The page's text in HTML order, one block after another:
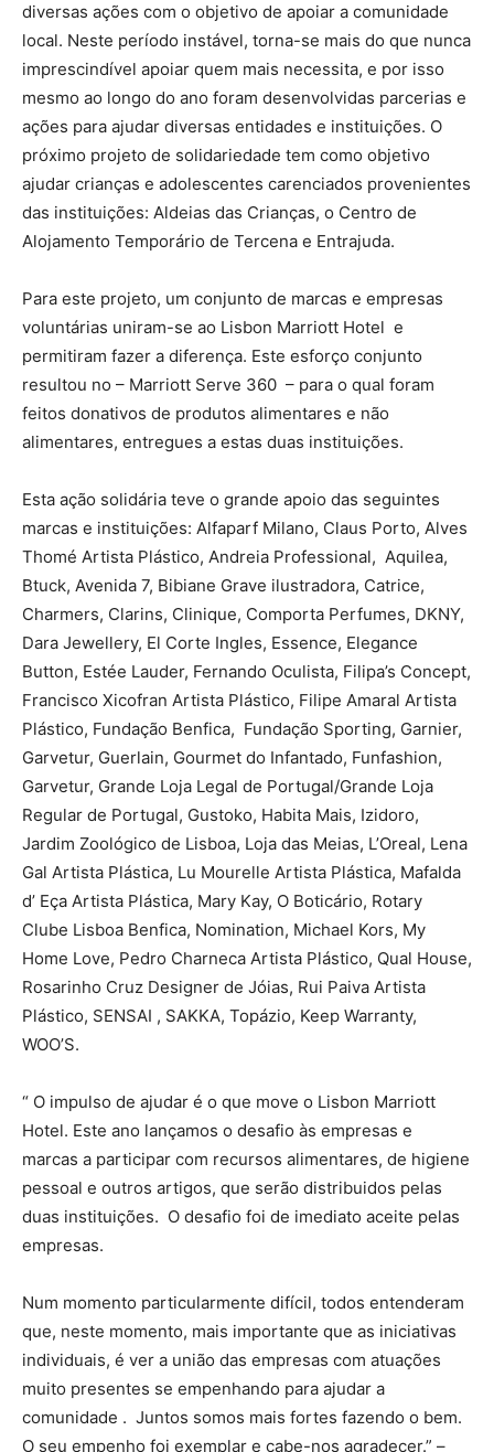
diversas ações com o objetivo de apoiar a comunidade
local. Neste período instável, torna-se mais do que nunca
imprescindível apoiar quem mais necessita, e por isso
mesmo ao longo do ano foram desenvolvidas parcerias e
ações para ajudar diversas entidades e instituições. O
próximo projeto de solidariedade tem como objetivo
ajudar crianças e adolescentes carenciados provenientes
das instituições: Aldeias das Crianças, o Centro de
Alojamento Temporário de Tercena e Entrajuda.
Para este projeto, um conjunto de marcas e empresas
voluntárias uniram-se ao Lisbon Marriott Hotel e
permitiram fazer a diferença. Este esforço conjunto
resultou no – Marriott Serve 360 – para o qual foram
feitos donativos de produtos alimentares e não
alimentares, entregues a estas duas instituições.
Esta ação solidária teve o grande apoio das seguintes
marcas e instituições: Alfaparf Milano, Claus Porto, Alves
Thomé Artista Plástico, Andreia Professional, Aquilea,
Btuck, Avenida 7, Bibiane Grave ilustradora, Catrice,
Charmers, Clarins, Clinique, Comporta Perfumes, DKNY,
Dara Jewellery, El Corte Ingles, Essence, Elegance
Button, Estée Lauder, Fernando Oculista, Filipa’s Concept,
Francisco Xicofran Artista Plástico, Filipe Amaral Artista
Plástico, Fundação Benfica, Fundação Sporting, Garnier,
Garvetur, Guerlain, Gourmet do Infantado, Funfashion,
Garvetur, Grande Loja Legal de Portugal/Grande Loja
Regular de Portugal, Gustoko, Habita Mais, Izidoro,
Jardim Zoológico de Lisboa, Loja das Meias, L’Oreal, Lena
Gal Artista Plástica, Lu Mourelle Artista Plástica, Mafalda
d’ Eça Artista Plástica, Mary Kay, O Boticário, Rotary
Clube Lisboa Benfica, Nomination, Michael Kors, My
Home Love, Pedro Charneca Artista Plástico, Qual House,
Rosarinho Cruz Designer de Jóias, Rui Paiva Artista
Plástico, SENSAI , SAKKA, Topázio, Keep Warranty,
WOO’S.
“ O impulso de ajudar é o que move o Lisbon Marriott
Hotel. Este ano lançamos o desafio às empresas e
marcas a participar com recursos alimentares, de higiene
pessoal e outros artigos, que serão distribuidos pelas
duas instituições. O desafio foi de imediato aceite pelas
empresas.
Num momento particularmente difícil, todos entenderam
que, neste momento, mais importante que as iniciativas
individuais, é ver a união das empresas com atuações
muito presentes se empenhando para ajudar a
comunidade . Juntos somos mais fortes fazendo o bem.
O seu empenho foi exemplar e cabe-nos agradecer.” –